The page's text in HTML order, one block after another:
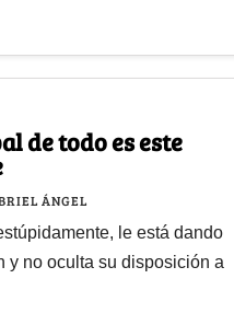
de todo es este
ÁNGEL
le está dando
y no oculta su disposición a